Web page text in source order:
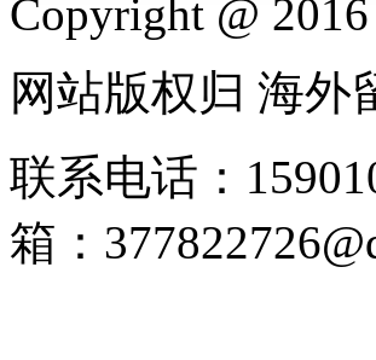
Copyright @
网站版权归 海外
联系电话：
箱：